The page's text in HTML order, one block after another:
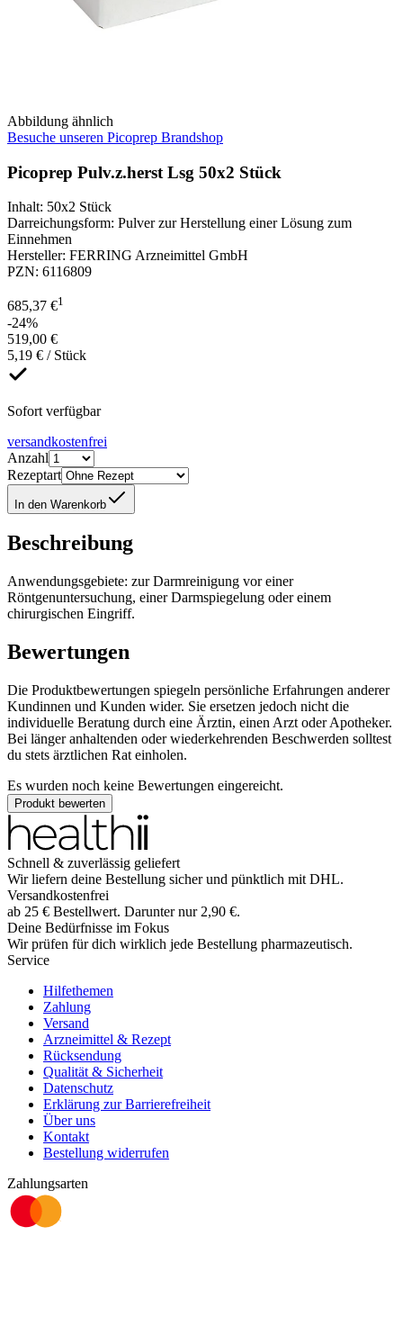
Abbildung ähnlich
Besuche unseren Picoprep Brandshop
Picoprep Pulv.z.herst Lsg 50x2 Stück
Inhalt: 50x2 Stück
Darreichungsform: Pulver zur Herstellung einer Lösung zum
Einnehmen
Hersteller: FERRING Arzneimittel GmbH
PZN: 6116809
685,37 €1
-24%
519,00 €
5,19 € / Stück
Sofort verfügbar
versandkostenfrei
Anzahl
Rezeptart
In den Warenkorb
Beschreibung
Anwendungsgebiete: zur Darmreinigung vor einer
Röntgenuntersuchung, einer Darmspiegelung oder einem
chirurgischen Eingriff.
Bewertungen
Die Produktbewertungen spiegeln persönliche Erfahrungen anderer
Kundinnen und Kunden wider. Sie ersetzen jedoch nicht die
individuelle Beratung durch eine Ärztin, einen Arzt oder Apotheker.
Bei länger anhaltenden oder wiederkehrenden Beschwerden solltest
du stets ärztlichen Rat einholen.
Es wurden noch keine Bewertungen eingereicht.
Produkt bewerten
Schnell & zuverlässig geliefert
Wir liefern deine Bestellung sicher und pünktlich mit DHL.
Versandkostenfrei
ab 25 € Bestellwert. Darunter nur 2,90 €.
Deine Bedürfnisse im Fokus
Wir prüfen für dich wirklich jede Bestellung pharmazeutisch.
Service
Hilfethemen
Zahlung
Versand
Arzneimittel & Rezept
Rücksendung
Qualität & Sicherheit
Datenschutz
Erklärung zur Barrierefreiheit
Über uns
Kontakt
Bestellung widerrufen
Zahlungsarten